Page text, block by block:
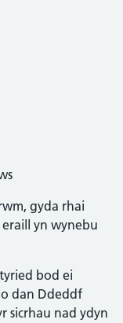
gyda rhai
yn wynebu
bod ei
dan Ddeddf
sicrhau nad ydyn